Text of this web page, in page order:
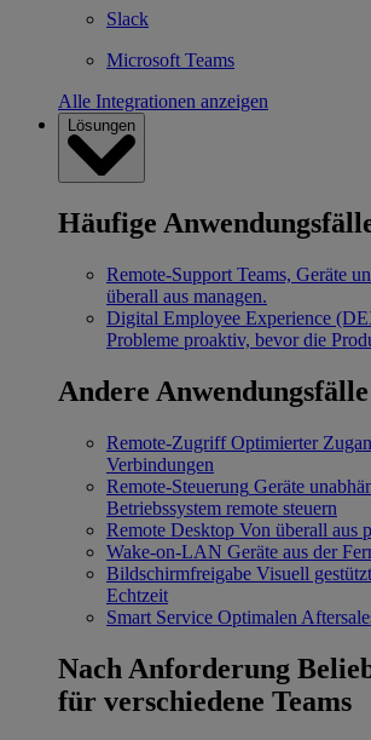
Slack
Microsoft Teams
Alle Integrationen anzeigen
Lösungen
Häufige
Remote-Support Teams, Geräte
überall aus managen.
Digital Employee Experience
Probleme proaktiv, bevor die
Andere Anwendungsfälle
Remote-Zugriff Optimierter
Verbindungen
Remote-Steuerung Geräte
Betriebssystem remote steuern
Remote Desktop Von überall aus
Wake-on-LAN Geräte aus der
Bildschirmfreigabe Visuell
Echtzeit
Smart Service Optimalen
Nach Anforderung
für verschiedene Teams